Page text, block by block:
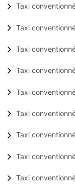
Taxi
Taxi
Taxi
Taxi
Taxi
Taxi
Taxi
Taxi
Taxi